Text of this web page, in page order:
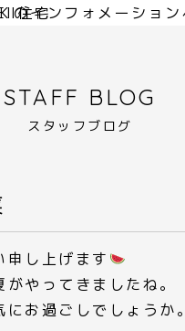
住宅
STAFF BLOG
スタッフブログ
申し上げます
やってきましたね。
お過ごしでしょうか。